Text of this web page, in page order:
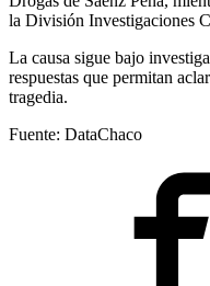
la División Investigaciones
La causa sigue bajo
respuestas que permitan
tragedia.
Fuente: DataChaco